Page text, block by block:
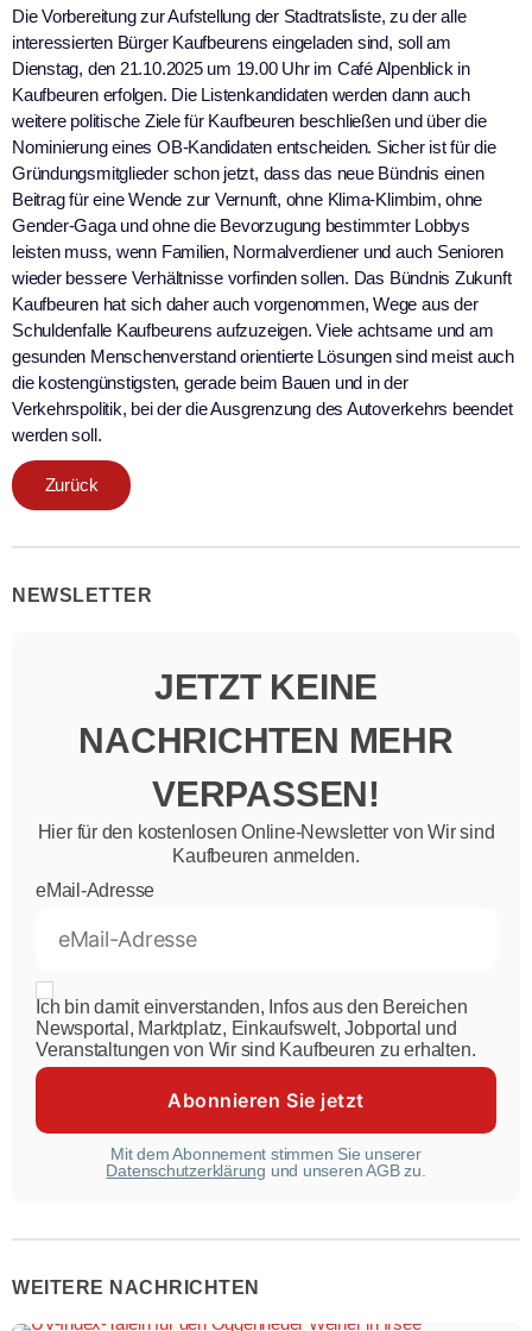
Die Vorbereitung zur Aufstellung der Stadtratsliste, zu der alle
interessierten Bürger Kaufbeurens eingeladen sind, soll am
Dienstag, den 21.10.2025 um 19.00 Uhr im Café Alpenblick in
Kaufbeuren erfolgen. Die Listenkandidaten werden dann auch
weitere politische Ziele für Kaufbeuren beschließen und über die
Nominierung eines OB-Kandidaten entscheiden. Sicher ist für die
Gründungsmitglieder schon jetzt, dass das neue Bündnis einen
Beitrag für eine Wende zur Vernunft, ohne Klima-Klimbim, ohne
Gender-Gaga und ohne die Bevorzugung bestimmter Lobbys
leisten muss, wenn Familien, Normalverdiener und auch Senioren
wieder bessere Verhältnisse vorfinden sollen. Das Bündnis Zukunft
Kaufbeuren hat sich daher auch vorgenommen, Wege aus der
Schuldenfalle Kaufbeurens aufzuzeigen. Viele achtsame und am
gesunden Menschenverstand orientierte Lösungen sind meist auch
die kostengünstigsten, gerade beim Bauen und in der
Verkehrspolitik, bei der die Ausgrenzung des Autoverkehrs beendet
werden soll.
Zurück
NEWSLETTER
JETZT KEINE
NACHRICHTEN MEHR
VERPASSEN!
Hier für den kostenlosen Online-Newsletter von Wir sind
Kaufbeuren anmelden.
eMail-Adresse
Ich bin damit einverstanden, Infos aus den Bereichen
Newsportal, Marktplatz, Einkaufswelt, Jobportal und
Veranstaltungen von Wir sind Kaufbeuren zu erhalten.
Mit dem Abonnement stimmen Sie unserer
Datenschutzerklärung und unseren AGB zu.
WEITERE NACHRICHTEN